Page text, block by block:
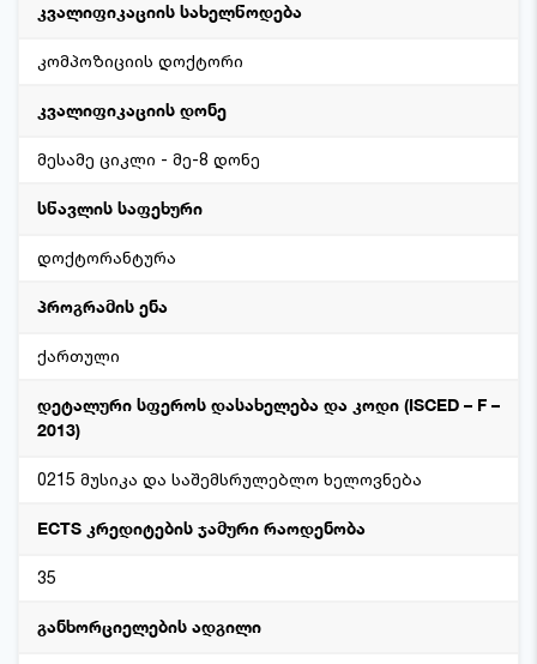
კვალიფიკაციის სახელწოდება
კომპოზიციის დოქტორი
კვალიფიკაციის დონე
მესამე ციკლი - მე-8 დონე
სწავლის საფეხური
დოქტორანტურა
პროგრამის ენა
ქართული
დეტალური სფეროს დასახელება და კოდი (ISCED – F –
2013)
0215 მუსიკა და საშემსრულებლო ხელოვნება
ECTS კრედიტების ჯამური რაოდენობა
35
განხორციელების ადგილი